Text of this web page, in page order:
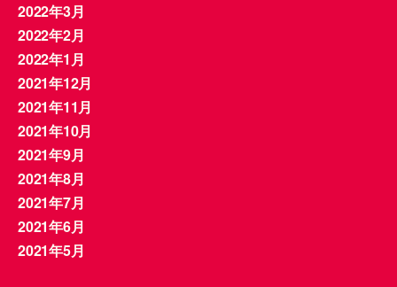
2022年3月
2022年2月
2022年1月
2021年12月
2021年11月
2021年10月
2021年9月
2021年8月
2021年7月
2021年6月
2021年5月